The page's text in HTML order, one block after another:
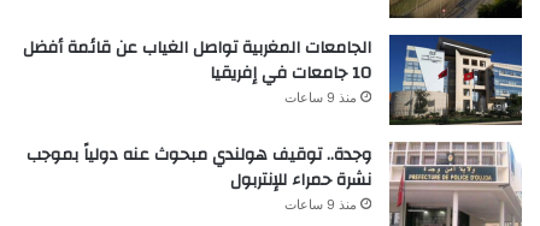
الجامعات المغربية تواصل الغياب عن قائمة أفضل
10 جامعات في إفريقيا
منذ 9 ساعات
وجدة.. توقيف هولندي مبحوث عنه دولياً بموجب
نشرة حمراء للإنتربول
منذ 9 ساعات